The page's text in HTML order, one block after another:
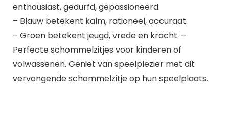
enthousiast, gedurfd, gepassioneerd.
– Blauw betekent kalm, rationeel, accuraat.
– Groen betekent jeugd, vrede en kracht. –
Perfecte schommelzitjes voor kinderen of
volwassenen. Geniet van speelplezier met dit
vervangende schommelzitje op hun speelplaats.